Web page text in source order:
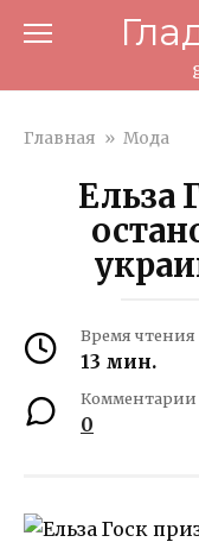
Главная » Мода
Ельза
Время чтения
13 мин.
Комментарии
0